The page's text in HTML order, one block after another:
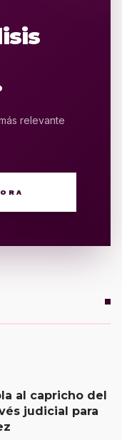
relevante
al capricho del
judicial para